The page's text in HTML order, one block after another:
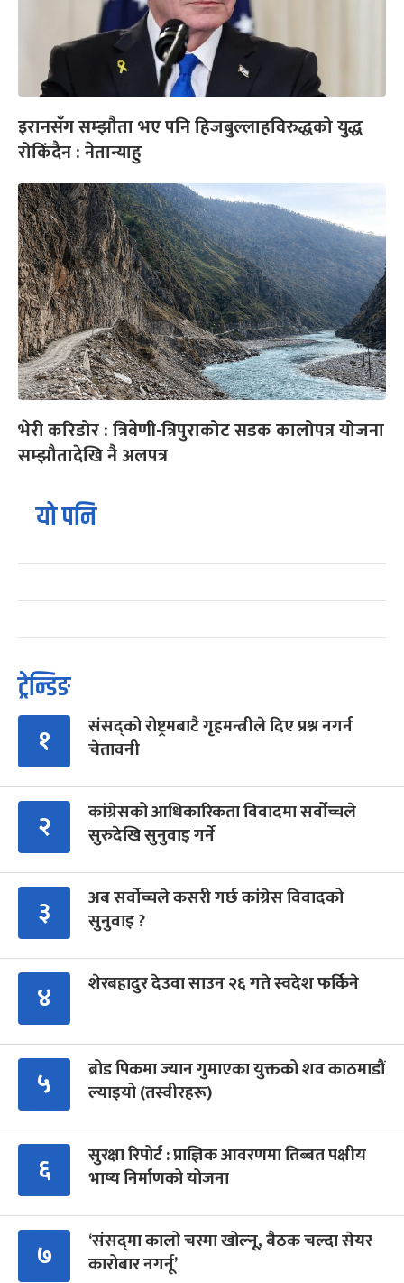
इरानसँग सम्झौता भए पनि हिजबुल्लाहविरुद्धको युद्ध
रोकिंदैन : नेतान्याहु
भेरी करिडोर : त्रिवेणी-त्रिपुराकोट सडक कालोपत्र योजना
सम्झौतादेखि नै अलपत्र
यो पनि
ट्रेन्डिङ
१
संसद्को रोष्ट्रमबाटै गृहमन्त्रीले दिए प्रश्न नगर्न
चेतावनी
२
कांग्रेसको आधिकारिकता विवादमा सर्वोच्चले
सुरुदेखि सुनुवाइ गर्ने
३
अब सर्वोच्चले कसरी गर्छ कांग्रेस विवादको
सुनुवाइ ?
४ शेरबहादुर देउवा साउन २६ गते स्वदेश फर्किने
५
ब्रोड पिकमा ज्यान गुमाएका युक्तको शव काठमाडौं
ल्याइयो (तस्वीरहरू)
६
सुरक्षा रिपोर्ट : प्राज्ञिक आवरणमा तिब्बत पक्षीय
भाष्य निर्माणको योजना
७
‘संसद्‍मा कालो चस्मा खोल्नू, बैठक चल्दा सेयर
कारोबार नगर्नू’